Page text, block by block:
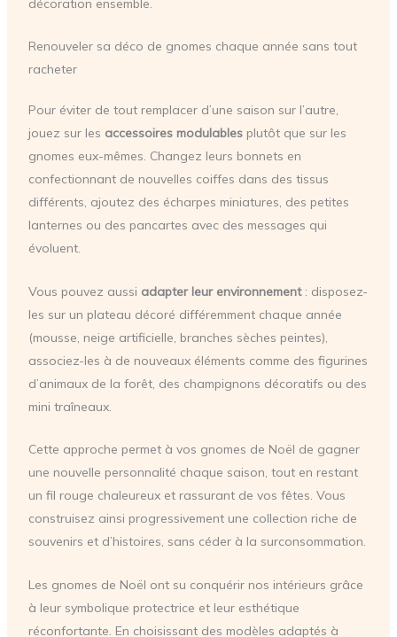
décoration ensemble.
Renouveler sa déco de gnomes chaque année sans tout
racheter
Pour éviter de tout remplacer d’une saison sur l’autre,
jouez sur les accessoires modulablesplutôt que sur les
gnomes eux-mêmes. Changez leurs bonnets en
confectionnant de nouvelles coiffes dans des tissus
différents, ajoutez des écharpes miniatures, des petites
lanternes ou des pancartes avec des messages qui
évoluent.
Vous pouvez aussi adapter leur environnement: disposez-
les sur un plateau décoré différemment chaque année
(mousse, neige artificielle, branches sèches peintes),
associez-les à de nouveaux éléments comme des figurines
d’animaux de la forêt, des champignons décoratifs ou des
mini traîneaux.
Cette approche permet à vos gnomes de Noël de gagner
une nouvelle personnalité chaque saison, tout en restant
un fil rouge chaleureux et rassurant de vos fêtes. Vous
construisez ainsi progressivement une collection riche de
souvenirs et d’histoires, sans céder à la surconsommation.
Les gnomes de Noël ont su conquérir nos intérieurs grâce
à leur symbolique protectrice et leur esthétique
réconfortante. En choisissant des modèles adaptés à